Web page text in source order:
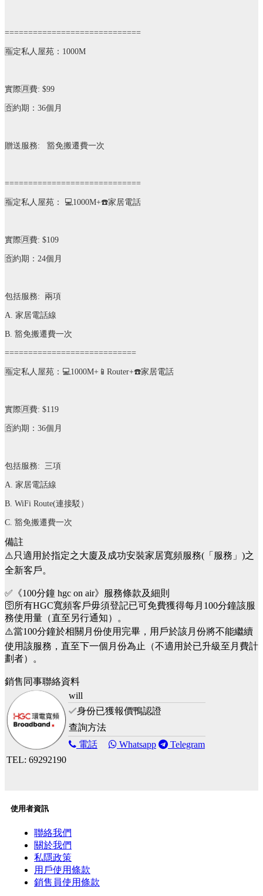
=============================
🈯️ 定私人屋苑： 1000M
實際 🈷️ 費: $99
🈴約期： 36個月
贈送服務: 豁免搬遷費一次
=============================
🈯️ 定私人屋苑： 💻1000M+☎️家居電話
實際 🈷️ 費: $109
🈴約期： 24個月
包括服務: 兩項
A. 家居電話線
B. 豁免搬遷費一次
============================
🈯️ 定私人屋苑： 💻1000M+ 📱 Router+☎️家居電話
實際 🈷️ 費: $119
🈴約期： 36個月
包括服務: 三項
A. 家居電話線
B. WiFi Route(連接駁）
C. 豁免搬遷費一次
備註
⚠️只適用於指定之大廈及成功安裝家居寬頻服務(「服務」)之
全新客戶。
✅《100分鐘 hgc on air》服務條款及細則
🛜所有HGC寬頻客戶毋須登記已可免費獲得每月100分鐘該服
務使用量（直至另行通知）。
⚠️當100分鐘於相關月份使用完畢，用戶於該月份將不能繼續
使用該服務，直至下一個月份為止（不適用於已升級至月費計
劃者）。
銷售同事聯絡資料
will
身份已獲報價鴨認證
查詢方法
電話
Whatsapp
Telegram
TEL: 69292190
使用者資訊
聯絡我們
關於我們
私隱政策
用戶使用條款
銷售員使用條款